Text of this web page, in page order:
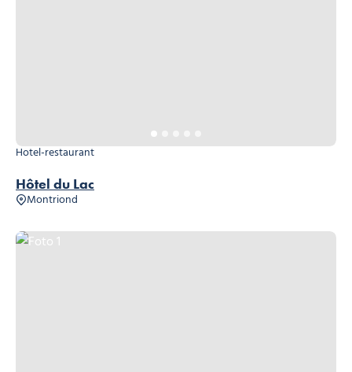
Hôtel du Lac
Hotel-restaurant
Montriond
Foto 1